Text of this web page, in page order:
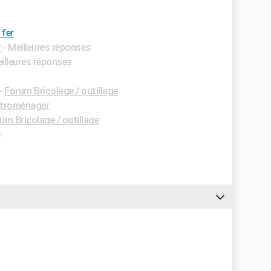
fer
- Meilleures réponses
réponses
Forum Bricolage / outillage
Bricolage / outillage